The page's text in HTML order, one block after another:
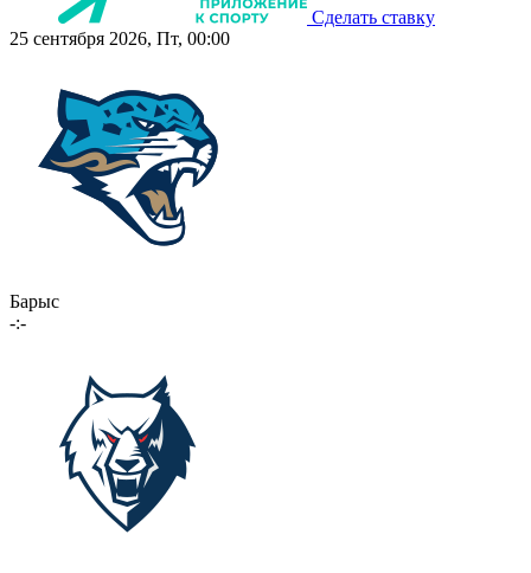
Сделать ставку
25 сентября 2026, Пт, 00:00
Барыс
-:-